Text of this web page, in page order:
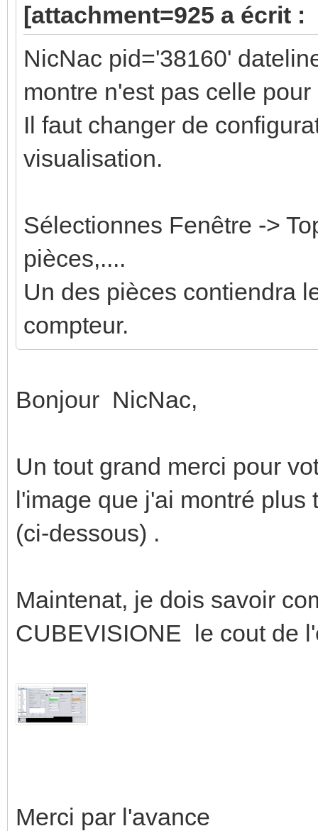
[attachment=925 a écrit :
NicNac pid='38160'
montre n'est pas celle
Il faut changer de
visualisation.
Sélectionnes Fenêtre ->
pièces,....
Un des pièces contiendra
compteur.
Bonjour NicNac,
Un tout grand merci pour
l'image que j'ai montré plus
(ci-dessous) .
Maintenat, je dois savoir
CUBEVISIONE le cout de
Merci par l'avance